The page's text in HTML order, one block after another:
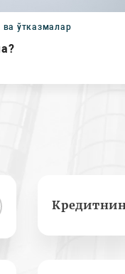
ўтказмалар